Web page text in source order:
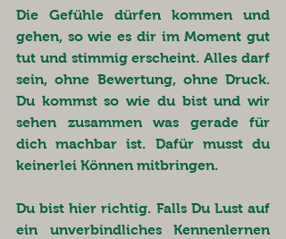
Die Gefühle dürfen kommen und
gehen, so wie es dir im Moment gut
tut und stimmig erscheint. Alles darf
sein, ohne Bewertung, ohne Druck.
Du kommst so wie du bist und wir
sehen zusammen was gerade für
dich machbar ist. Dafür musst du
keinerlei Können mitbringen.
Du bist hier richtig. Falls Du Lust auf
ein unverbindliches Kennenlernen